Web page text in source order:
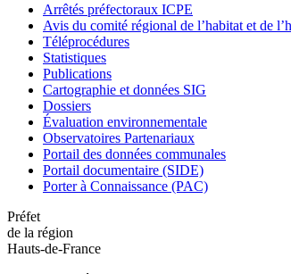
Arrêtés préfectoraux ICPE
Avis du comité régional de l’habitat et de
Téléprocédures
Statistiques
Publications
Cartographie et données SIG
Dossiers
Évaluation environnementale
Observatoires Partenariaux
Portail des données communales
Portail documentaire (SIDE)
Porter à Connaissance (PAC)
Préfet
de la région
Hauts-de-France